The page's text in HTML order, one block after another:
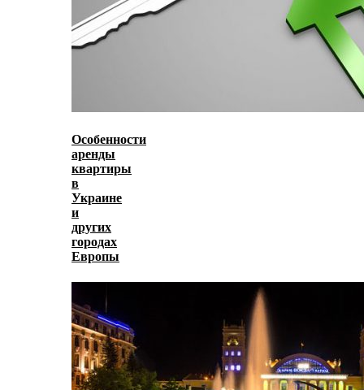
Особенности
аренды
квартиры
в
Украине
и
других
городах
Европы